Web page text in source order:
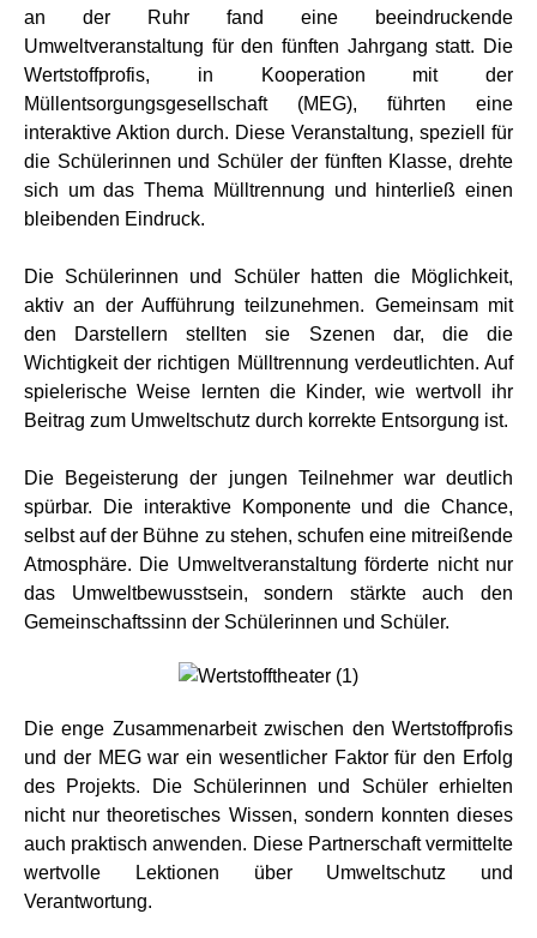
an der Ruhr fand eine beeindruckende
Umweltveranstaltung für den fünften Jahrgang statt. Die
Wertstoffprofis, in Kooperation mit der
Müllentsorgungsgesellschaft (MEG), führten eine
interaktive Aktion durch. Diese Veranstaltung, speziell für
die Schülerinnen und Schüler der fünften Klasse, drehte
sich um das Thema Mülltrennung und hinterließ einen
bleibenden Eindruck.
Die Schülerinnen und Schüler hatten die Möglichkeit,
aktiv an der Aufführung teilzunehmen. Gemeinsam mit
den Darstellern stellten sie Szenen dar, die die
Wichtigkeit der richtigen Mülltrennung verdeutlichten. Auf
spielerische Weise lernten die Kinder, wie wertvoll ihr
Beitrag zum Umweltschutz durch korrekte Entsorgung ist.
Die Begeisterung der jungen Teilnehmer war deutlich
spürbar. Die interaktive Komponente und die Chance,
selbst auf der Bühne zu stehen, schufen eine mitreißende
Atmosphäre. Die Umweltveranstaltung förderte nicht nur
das Umweltbewusstsein, sondern stärkte auch den
Gemeinschaftssinn der Schülerinnen und Schüler.
Die enge Zusammenarbeit zwischen den Wertstoffprofis
und der MEG war ein wesentlicher Faktor für den Erfolg
des Projekts. Die Schülerinnen und Schüler erhielten
nicht nur theoretisches Wissen, sondern konnten dieses
auch praktisch anwenden. Diese Partnerschaft vermittelte
wertvolle Lektionen über Umweltschutz und
Verantwortung.